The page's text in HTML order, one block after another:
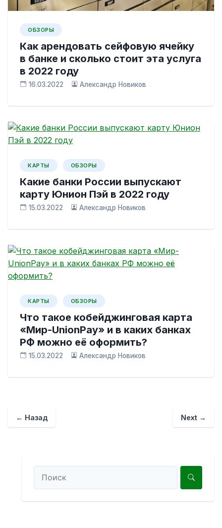
ОБЗОРЫ
Как арендовать сейфовую ячейку
в банке и сколько стоит эта услуга
в 2022 году
16.03.2022 Александр Новиков
КАРТЫ ОБЗОРЫ
Какие банки России выпускают
карту Юнион Пэй в 2022 году
15.03.2022 Александр Новиков
КАРТЫ ОБЗОРЫ
Что такое кобейджинговая карта
«Мир-UnionPay» и в каких банках
РФ можно её оформить?
15.03.2022 Александр Новиков
← Назад Next →